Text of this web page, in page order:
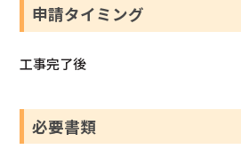
申請タイミング
工事完了後
必要書類